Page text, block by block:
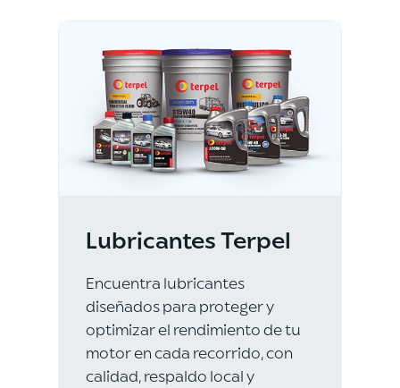
Lubricantes Terpel
Encuentra lubricantes
diseñados para proteger y
optimizar el rendimiento de tu
motor en cada recorrido, con
calidad, respaldo local y